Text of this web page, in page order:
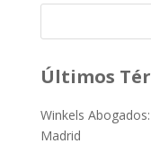
Últimos
Winkels
Madrid